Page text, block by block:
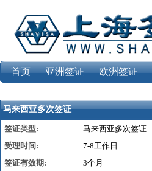
首页 亚洲签证 欧洲签证
马来西亚多次签证
签证类型: 马来西亚多次签证
受理时间:
7-8工作日
签证有效期:
3个月